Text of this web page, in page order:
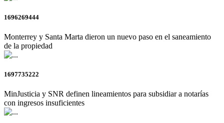
1696269444
Monterrey y Santa Marta dieron un nuevo paso en el saneamiento
de la propiedad
1697735222
MinJusticia y SNR definen lineamientos para subsidiar a notarías
con ingresos insuficientes